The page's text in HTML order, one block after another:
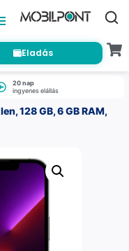
Eladás
20 nap
ingyenes elállás
128 GB, 6 GB RAM,